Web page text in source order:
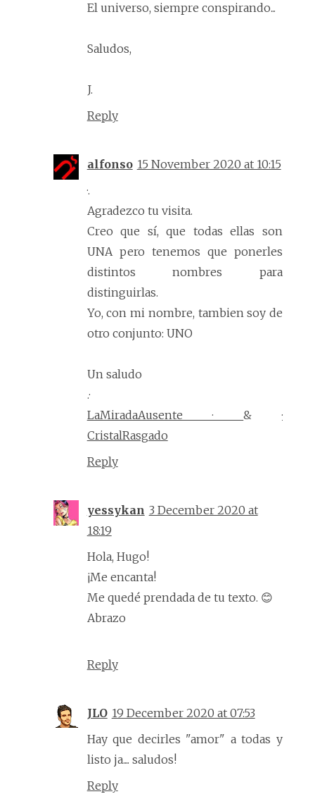
El universo, siempre conspirando...
Saludos,
J.
Reply
alfonso 15 November 2020 at 10:15
·.
Agradezco tu visita.
Creo que sí, que todas ellas son
UNA pero tenemos que ponerles
distintos nombres para
distinguirlas.
Yo, con mi nombre, tambien soy de
otro conjunto: UNO
Un saludo
.·
LaMiradaAusente ·&·
CristalRasgado
Reply
yessykan 3 December 2020 at
18:19
Hola, Hugo!
¡Me encanta!
Me quedé prendada de tu texto. 😊
Abrazo
Reply
JLO 19 December 2020 at 07:53
Hay que decirles "amor" a todas y
listo ja.... saludos!
Reply